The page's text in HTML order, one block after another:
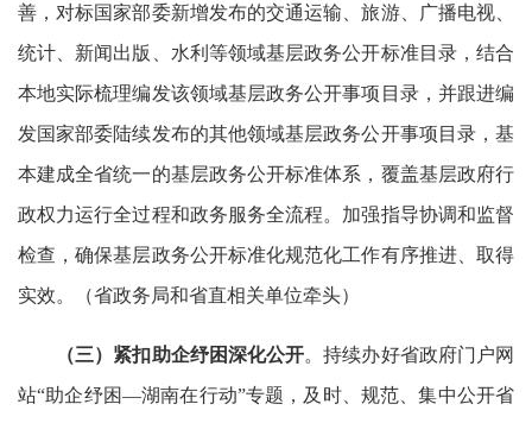
善，对标国家部委新增发布的交通运输、旅游、广播电视、
统计、新闻出版、水利等领域基层政务公开标准目录，结合
本地实际梳理编发该领域基层政务公开事项目录，并跟进编
发国家部委陆续发布的其他领域基层政务公开事项目录，基
本建成全省统一的基层政务公开标准体系，覆盖基层政府行
政权力运行全过程和政务服务全流程。加强指导协调和监督
检查，确保基层政务公开标准化规范化工作有序推进、取得
实效。（省政务局和省直相关单位牵头）
（三）紧扣助企纾困深化公开。持续办好省政府门户网
站“助企纾困—湖南在行动”专题，及时、规范、集中公开省